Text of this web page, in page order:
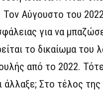
Αύγουστο του
για να
το δικαίωμα του
από το 2022.
Στο τέλος